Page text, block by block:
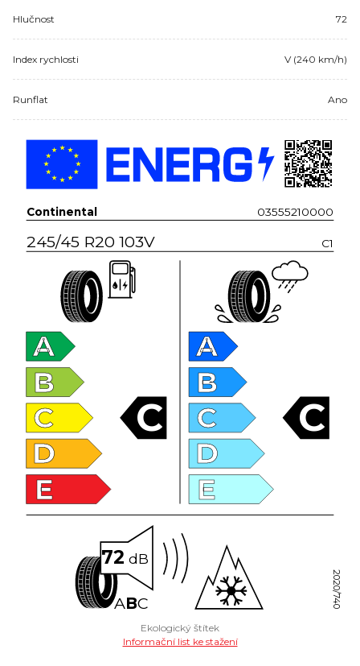
Hlučnost 72
Index rychlosti V (240 km/h)
Runflat Ano
Continental 03555210000
245/45 R20 103V C1
A
B
C
D
E
C
A
B
C
D
E
C
72 dB
ABC 2020/740
Ekologický štítek
Informační list ke stažení